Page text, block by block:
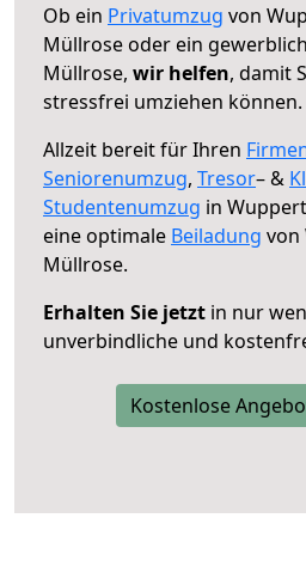
Ob ein Privatumzug von
Müllrose oder ein
Müllrose, wir helfen, damit
stressfrei umziehen können.
Allzeit bereit für Ihren
Seniorenumzug, Tresor– &
Studentenumzug in
eine optimale Beiladung von
Müllrose.
Erhalten Sie jetzt in nur
unverbindliche und
Kostenlose